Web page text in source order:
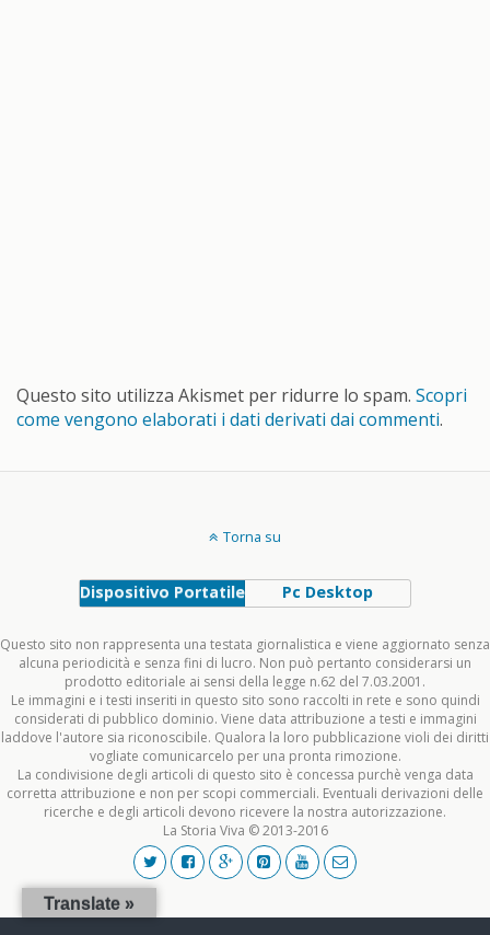
Questo sito utilizza Akismet per ridurre lo spam. Scopri
come vengono elaborati i dati derivati dai commenti.
Torna su
Dispositivo Portatile Pc Desktop
Questo sito non rappresenta una testata giornalistica e viene aggiornato senza
alcuna periodicità e senza fini di lucro. Non può pertanto considerarsi un
prodotto editoriale ai sensi della legge n.62 del 7.03.2001.
Le immagini e i testi inseriti in questo sito sono raccolti in rete e sono quindi
considerati di pubblico dominio. Viene data attribuzione a testi e immagini
laddove l'autore sia riconoscibile. Qualora la loro pubblicazione violi dei diritti
vogliate comunicarcelo per una pronta rimozione.
La condivisione degli articoli di questo sito è concessa purchè venga data
corretta attribuzione e non per scopi commerciali. Eventuali derivazioni delle
ricerche e degli articoli devono ricevere la nostra autorizzazione.
La Storia Viva © 2013-2016
Translate »